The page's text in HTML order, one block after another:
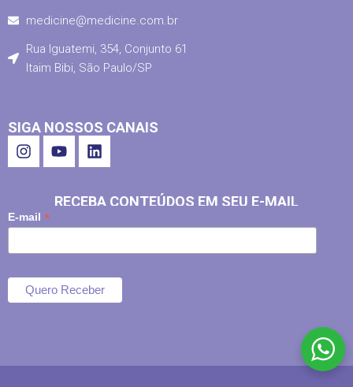
medicine@medicine.com.br
Rua Iguatemi, 354, Conjunto 61
Itaim Bibi, São Paulo/SP
SIGA NOSSOS CANAIS
RECEBA CONTEÚDOS EM SEU E-MAIL
E-mail *